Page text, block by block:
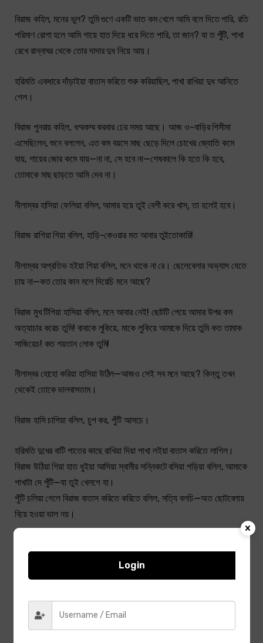
বিরাজ কহিল, মনের ভুল? তুমি গুণে একটি ভাত কম খেলে আমি বলে দিতে পারি, রতি
পরিমাণ রোগা হলে আমি গায়ে হাত দিয়ে ধরে দিতে পারি, তা জান? যা ত পুঁটি, পাখা
রেখে রান্নাঘর থেকে তোর দাদার দুধ নিয়ে আয়।
হরিমতি একধারে দাঁড়াইয়া বাতাস করিতে শুরু করিয়াছিল, পাখা রাখিয়া দুধ আনিতে
গেল।
বিরাজ পুনরায় কহিল, ধম্মকম্ম করবার ঢের সময় আছে। আজ ও-বাড়ির পিসীমা
এসেছিলেন, শুনে বললেন, এত কম বয়সে মাছ ছেড়ে দিলে চোখের জ্যোতি কমে
যায়, গায়ের জোর কমে যায়—না না, সে হবে না—শেষকালে কি হতে কি হবে,
তোমাকে মাছ ছাড়তে আমি দেব না।
নীলাম্বর হাসিয়া ফেলিয়া বলিল, আমার হয়ে তুই বেশী করে খাস্, তা হলেই হবে।
বিরাজ রাগিয়া গিয়া বলিল, হাড়ি-কেওরার মত আবার তুইতোকারি!
নীলাম্বর অপ্রতিভ হইয়া গিয়া বলিল, মনে থাকে না রে। ছেলেবেলার অভ্যাস যেতে
চায় না—কত তোর কান মলে দিয়েচি মনে আছে?
বিরাজ মুখ টিপিয়া হাসিয়া বলিল, মনে আবার নেই! ছোটটি পেয়ে আমার উপর কম
অত্যাচার করেচ তুমি! বাবাকে লুকিয়ে, মাকে লুকিয়ে আমাকে দিয়ে তুমি কত তামাক
সাজিয়েচ! কত শয়তান লোক তুমি!
নীলাম্বর হোহো করিয়া হাসিয়া উঠিল—আজও সেই সব মনে আছে? কিন্তু তখন
থেকেই তোকে ভালবাসতাম।
বিরাজ হাসি চাপিয়া বলিল, চুপ কর, পুঁটি আসচে।
হরিমতি দুধের বাটি পাতের কাছে রাখিয়া দিয়া পাখা লইয়া বাতাস করিতে লাগিল।
বিরাজ উঠিয়া গিয়া হাত ধুইয়া আসিয়া স্বামীর সন্নিকটে বসিয়া পড়িয়া বলিল, আমাকে
পাখাটা দে পুঁটি—যা তুই খেলগে যা।
পুঁটি চলিয়া গেলে বিরাজ বাতাস করিতে করিতে বলিল, সত্যি বলচি—অত ছোটবেলায়
বিয়ে হওয়া ভাল নয়।
পড়েছিলাম। তা ছাড়া, আমার দুষ্টু বজ্জাত জা-ননদ ছিল না—আমি দশ বছর বয়স
থেকেই গিন্নী। কিন্তু, আর পাঁচজনের ঘরেও দেখচি ত, ঐ যে ছোটবেলা থেকে
Login